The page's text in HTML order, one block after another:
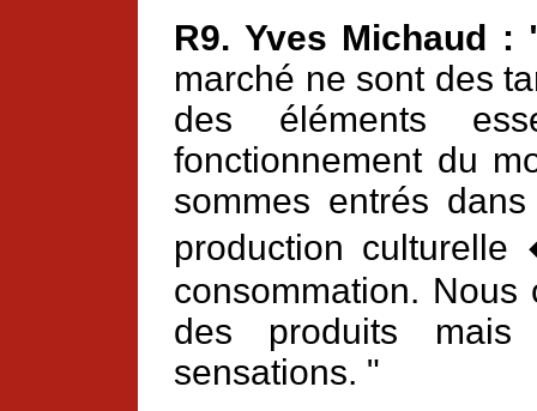
R9. Yves Michaud
marché ne sont des
des éléments
fonctionnement du
sommes entrés
production
consommation. Nous
des produits
sensations. "